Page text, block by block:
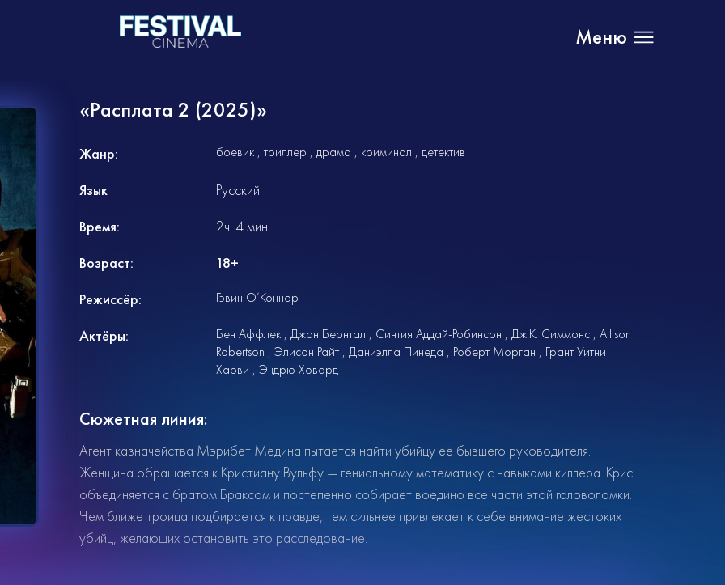
Меню
«Расплата 2 (2025)»
Жанр: боевик триллер драма криминал детектив
Язык
Русский
Время:
2ч. 4 мин.
Возраст:
18+
Режиссёр:
Гэвин О’Коннор
Актёры: Бен Аффлек Джон Бернтал Синтия Аддай-Робинсон Дж.К. Симмонс Allison
Robertson
Элисон Райт Даниэлла Пинеда Роберт Морган
Грант Уитни
Харви
Эндрю Ховард
Сюжетная линия:
Агент казначейства Мэрибет Медина пытается найти убийцу её бывшего руководителя.
Женщина обращается к Кристиану Вульфу — гениальному математику с навыками киллера. Крис
объединяется с братом Браксом и постепенно собирает воедино все части этой головоломки.
Чем ближе троица подбирается к правде, тем сильнее привлекает к себе внимание жестоких
убийц, желающих остановить это расследование.